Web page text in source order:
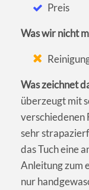
Preis
Was wir nicht
Was zeichnet
überzeugt mit
verschiedenen
sehr
das Tuch eine
Anleitung zum
nur